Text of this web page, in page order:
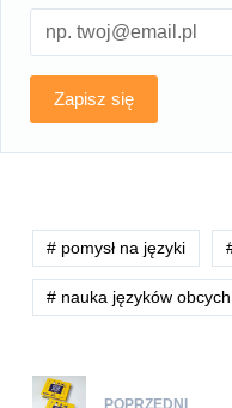
Zapisz się
# pomysł na języki
# nauka języków obcych
POPRZEDNI